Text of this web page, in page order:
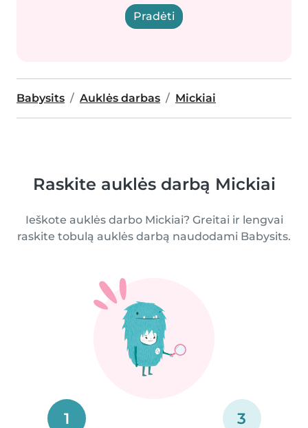
Pradėti
Babysits Auklės darbas Mickiai
Raskite auklės darbą Mickiai
Ieškote auklės darbo Mickiai? Greitai ir lengvai
raskite tobulą auklės darbą naudodami Babysits.
1 3